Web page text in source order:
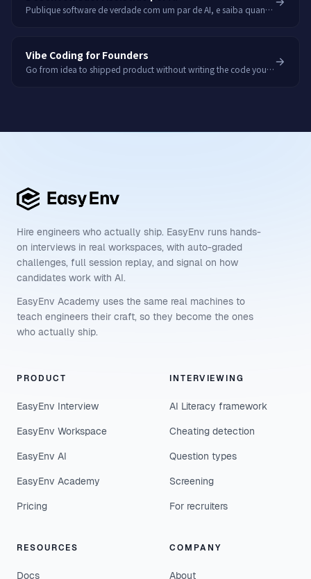
Publique software de verdade com um par de AI, e saiba quando ela erra.
Vibe Coding for Founders
Go from idea to shipped product without writing the code yourself.
Hire engineers who actually ship. EasyEnv runs hands-
on interviews in real workspaces, with auto-graded
challenges, full session replay, and signal on how
candidates work with AI.
EasyEnv Academy uses the same real machines to
teach engineers their craft, so they become the ones
who actually ship.
PRODUCT
EasyEnv Interview
EasyEnv Workspace
EasyEnv AI
EasyEnv Academy
Pricing
INTERVIEWING
AI Literacy framework
Cheating detection
Question types
Screening
For recruiters
RESOURCES
Docs
COMPANY
About